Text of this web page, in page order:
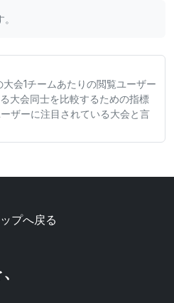
会1チームあたりの閲覧ユーザー
大会同士を比較するための指標
ザーに注目されている大会と言
ップへ戻る